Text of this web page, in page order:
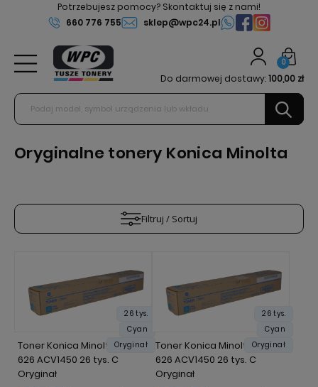
Potrzebujesz pomocy? Skontaktuj się z nami!
660 776 755
sklep@wpc24.pl
0
Do darmowej dostawy:100,00 zł
Oryginalne tonery Konica Minolta
Filtruj / Sortuj
Toner Konica Minolta TN-
626 ACV1450 26 tys. C
Oryginał
26 tys.
Cyan
Oryginał
Toner Konica Minolta TN-
626 ACV1450 26 tys. C
Oryginał
26 tys.
Cyan
Oryginał